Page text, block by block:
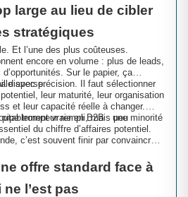
large au lieu de cibler
stratégiques
Et l’une des plus coûteuses.
encore en volume : plus de leads,
Sur le papier, ça
disperse.
avec précision. Il faut sélectionner
leur maturité, leur organisation
et leur capacité réelle à changer.
trompeur rempli, mais peu
vraie en B2B : une minorité
du chiffre d’affaires potentiel.
c’est souvent finir par convaincre
offre standard face à
l’est pas